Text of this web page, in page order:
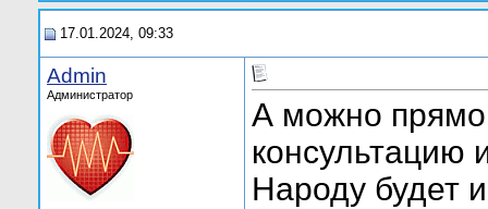
17.01.2024, 09:33
Admin
Администратор
А можно
консультацию
Народу будет